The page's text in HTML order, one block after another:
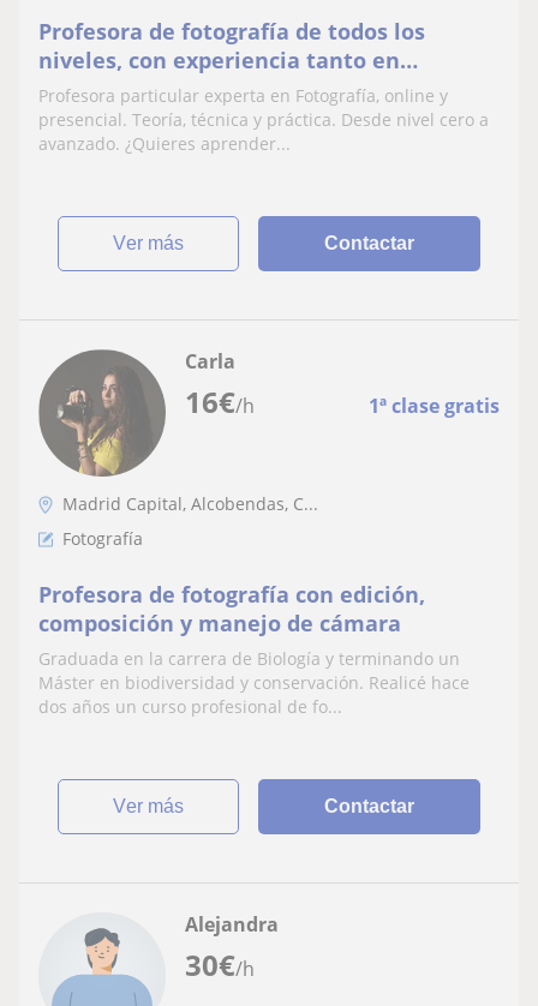
Profesora de fotografía de todos los
niveles, con experiencia tanto en
formación técnica y práctica.
Profesora particular experta en Fotografía, online y
presencial. Teoría, técnica y práctica. Desde nivel cero a
avanzado. ¿Quieres aprender...
ver más Contactar
16€/h 1ª clase gratis
Carla
Madrid Capital, Alcobendas, C...
Fotografía
Profesora de fotografía con edición,
composición y manejo de cámara
Graduada en la carrera de Biología y terminando un
Máster en biodiversidad y conservación. Realicé hace
dos años un curso profesional de fo...
ver más Contactar
30€/h
Alejandra